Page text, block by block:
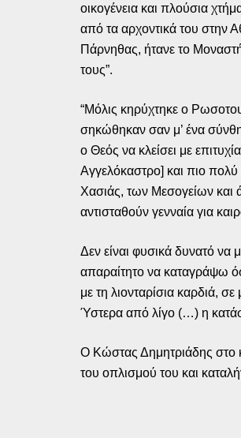
οικογένεια και πλούσια
από τα αρχοντικά του στην
Πάρνηθας, ήτανε το
τους”.
“Μόλις κηρύχτηκε ο
σηκώθηκαν σαν μ’ ένα
ο Θεός να κλείσει με
Αγγελόκαστρο] και πιο πολύ
Χασιάς, των Μεσογείων και
αντισταθούν γενναία για
Δεν είναι φυσικά δυνατό
απαραίτητο να καταγράψω
με τη λιονταρίσια καρδιά,
Ύστερα από λίγο (…) η
Ο Κώστας Δημητριάδης στο
του οπλισμού του και